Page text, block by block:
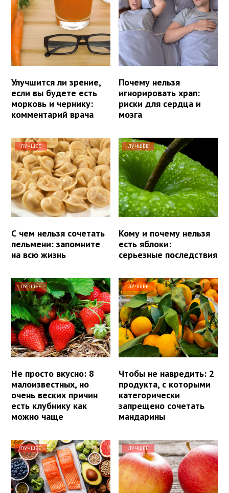
Улучшится ли зрение,
если вы будете есть
морковь и чернику:
комментарий врача
Почему нельзя
игнорировать храп:
риски для сердца и
мозга
ЛУЧШЕЕ
С чем нельзя сочетать
пельмени: запомните
на всю жизнь
ЛУЧШЕЕ
Кому и почему нельзя
есть яблоки:
серьезные последствия
ЛУЧШЕЕ
Не просто вкусно: 8
малоизвестных, но
очень веских причин
есть клубнику как
можно чаще
ЛУЧШЕЕ
Чтобы не навредить: 2
продукта, с которыми
категорически
запрещено сочетать
мандарины
ЛУЧШЕЕ ЛУЧШЕЕ